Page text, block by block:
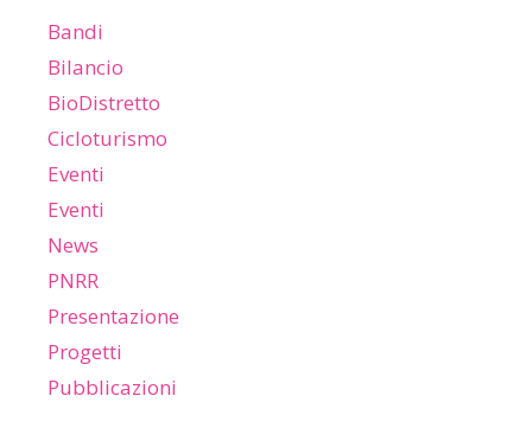
Bandi
Bilancio
BioDistretto
Cicloturismo
Eventi
Eventi
News
PNRR
Presentazione
Progetti
Pubblicazioni